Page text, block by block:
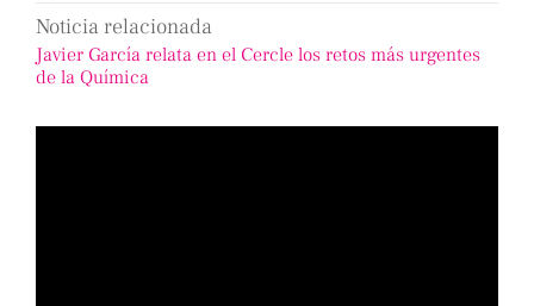
Noticia relacionada
Javier García relata en el Cercle los retos más urgentes
de la Química